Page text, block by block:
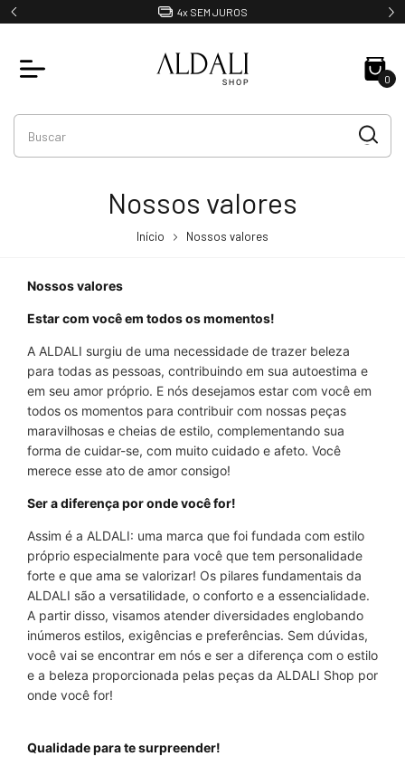
4x SEM JUROS
0
Nossos valores
Início Nossos valores
Nossos valores
Estar com você em todos os momentos!
A ALDALI surgiu de uma necessidade de trazer beleza
para todas as pessoas, contribuindo em sua autoestima e
em seu amor próprio. E nós desejamos estar com você em
todos os momentos para contribuir com nossas peças
maravilhosas e cheias de estilo, complementando sua
forma de cuidar-se, com muito cuidado e afeto. Você
merece esse ato de amor consigo!
Ser a diferença por onde você for!
Assim é a ALDALI: uma marca que foi fundada com estilo
próprio especialmente para você que tem personalidade
forte e que ama se valorizar! Os pilares fundamentais da
ALDALI são a versatilidade, o conforto e a essencialidade.
A partir disso, visamos atender diversidades englobando
inúmeros estilos, exigências e preferências. Sem dúvidas,
você vai se encontrar em nós e ser a diferença com o estilo
e a beleza proporcionada pelas peças da ALDALI Shop por
onde você for!
Qualidade para te surpreender!